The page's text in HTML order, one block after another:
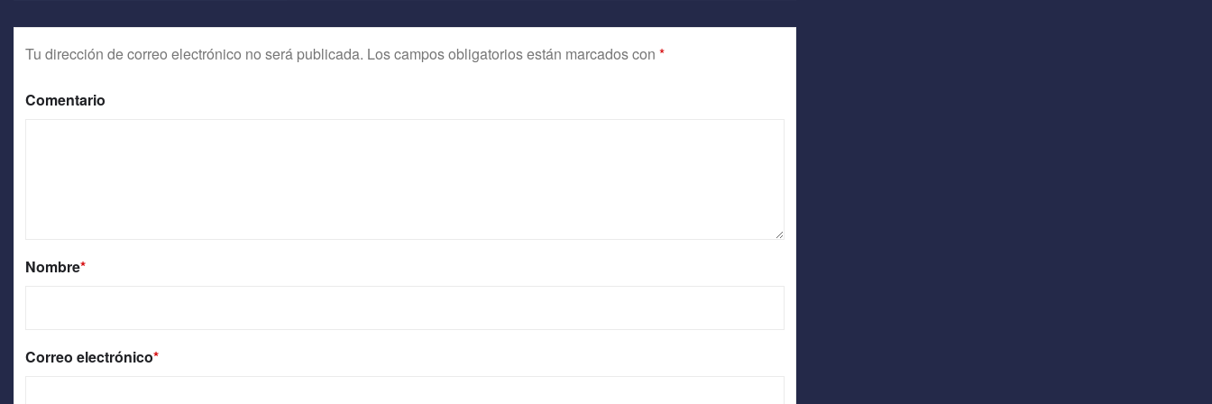
Tu dirección de correo electrónico no será publicada. Los campos obligatorios están marcados con *
Comentario
Nombre*
Correo electrónico*